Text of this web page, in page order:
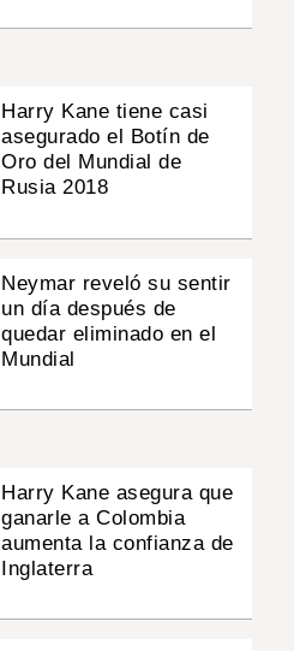
Harry Kane tiene casi
asegurado el Botín de
Oro del Mundial de
Rusia 2018
Neymar reveló su sentir
un día después de
quedar eliminado en el
Mundial
Harry Kane asegura que
ganarle a Colombia
aumenta la confianza de
Inglaterra